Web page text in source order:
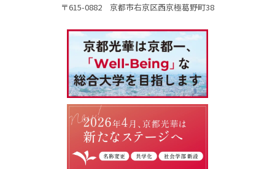
〒615-0882 京都市右京区西京極葛野町38